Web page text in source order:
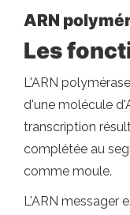
ARN
Les
L'ARN
d'une molécule
transcription
complétée au
comme moule.
L'ARN messager